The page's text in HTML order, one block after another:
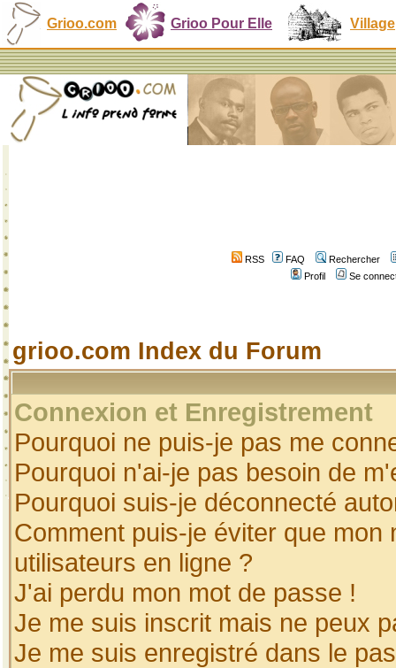
Grioo.com Grioo Pour Elle Village
RSS FAQ
Rechercher
Profil
Se
grioo.com Index du Forum
Connexion et Enregistrement
Pourquoi ne puis-je pas me
Pourquoi n'ai-je pas besoin de
Pourquoi suis-je déconnecté
Comment puis-je éviter que
utilisateurs en ligne ?
J'ai perdu mon mot de passe !
Je me suis inscrit mais ne peux
Je me suis enregistré dans le